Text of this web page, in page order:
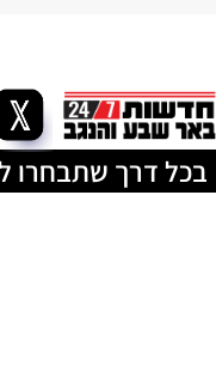
בכל דרך שתבחרו